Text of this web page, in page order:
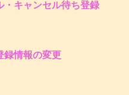
・キャンセル待ち登録
録情報の変更